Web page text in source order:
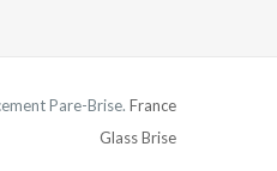
Pare-Brise. France
Glass Brise